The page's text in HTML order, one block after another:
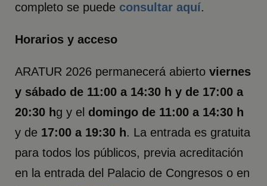
completo se puede consultar aquí.
Horarios y acceso
ARATUR 2026 permanecerá abiertoviernes
y sábado de 11:00 a 14:30 h y de 17:00 a
20:30 hg y el domingo de 11:00 a 14:30 h
y de 17:00 a 19:30 h. La entrada es gratuita
para todos los públicos, previa acreditación
en la entrada del Palacio de Congresos o en